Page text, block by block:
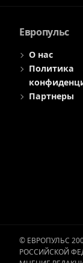
Европульс
О нас
Политика
Партнеры
© ЕВРОПУЛЬС
РОССИЙСКОЙ